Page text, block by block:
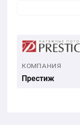
КОМПАНИЯ
Престиж